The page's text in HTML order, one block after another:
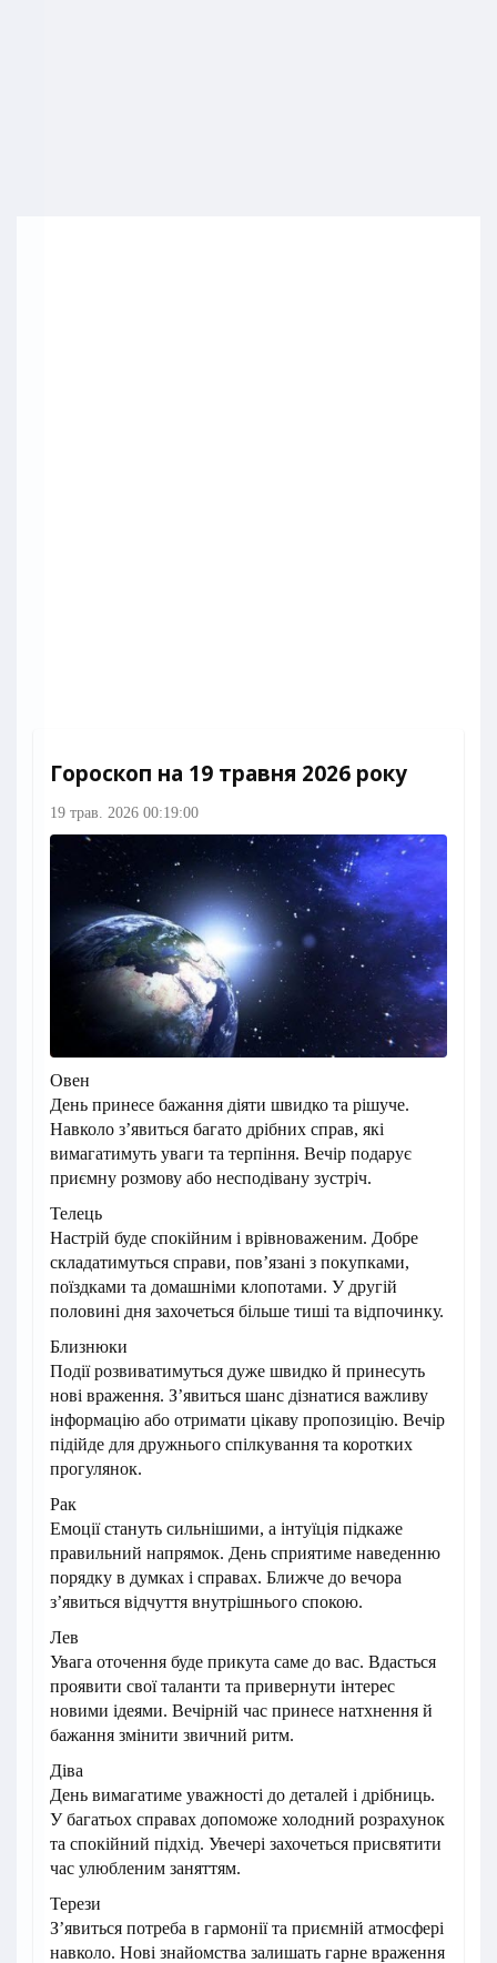
Гороскоп на 19 травня 2026 року
19 трав. 2026 00:19:00
Овен
День принесе бажання діяти швидко та рішуче.
Навколо з’явиться багато дрібних справ, які
вимагатимуть уваги та терпіння. Вечір подарує
приємну розмову або несподівану зустріч.
Телець
Настрій буде спокійним і врівноваженим. Добре
складатимуться справи, пов’язані з покупками,
поїздками та домашніми клопотами. У другій
половині дня захочеться більше тиші та відпочинку.
Близнюки
Події розвиватимуться дуже швидко й принесуть
нові враження. З’явиться шанс дізнатися важливу
інформацію або отримати цікаву пропозицію. Вечір
підійде для дружнього спілкування та коротких
прогулянок.
Рак
Емоції стануть сильнішими, а інтуїція підкаже
правильний напрямок. День сприятиме наведенню
порядку в думках і справах. Ближче до вечора
з’явиться відчуття внутрішнього спокою.
Лев
Увага оточення буде прикута саме до вас. Вдасться
проявити свої таланти та привернути інтерес
новими ідеями. Вечірній час принесе натхнення й
бажання змінити звичний ритм.
Діва
День вимагатиме уважності до деталей і дрібниць.
У багатьох справах допоможе холодний розрахунок
та спокійний підхід. Увечері захочеться присвятити
час улюбленим заняттям.
Терези
З’явиться потреба в гармонії та приємній атмосфері
навколо. Нові знайомства залишать гарне враження